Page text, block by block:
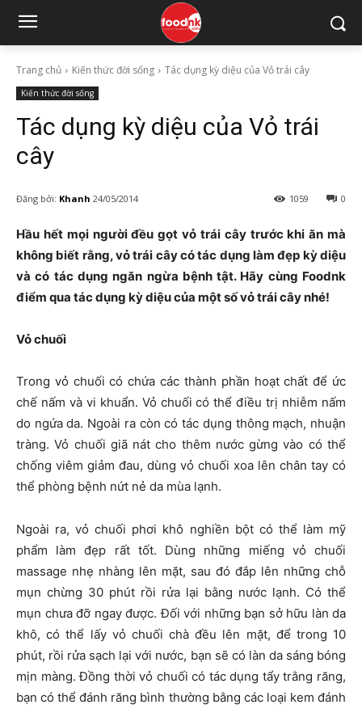
Trang chủ Kiến thức đời sống Tác dụng kỳ diệu của Vỏ trái cây
Kiến thức đời sống
Tác dụng kỳ diệu của Vỏ trái
cây
Đăng bởi: Khanh 24/05/2014 0
1059
Hầu hết mọi người đều gọt vỏ trái cây trước khi ăn mà
không biết rằng, vỏ trái cây có tác dụng làm đẹp kỳ diệu
và có tác dụng ngăn ngừa bệnh tật. Hãy cùng Foodnk
điểm qua tác dụng kỳ diệu của một số vỏ trái cây nhé!
Vỏ chuối
Trong vỏ chuối có chứa các thành phần hoạt chất để ức
chế nấm và vi khuẩn. Vỏ chuối có thể điều trị nhiễm nấm
do ngứa da. Ngoài ra còn có tác dụng thông mạch, nhuận
tràng. Vỏ chuối giã nát cho thêm nước gừng vào có thể
chống viêm giảm đau, dùng vỏ chuối xoa lên chân tay có
thể phòng bệnh nứt nẻ da mùa lạnh.
Ngoài ra, vỏ chuối phơi khô nghiền bột có thể làm mỹ
phẩm làm đẹp rất tốt. Dùng những miếng vỏ chuối
massage nhẹ nhàng lên mặt, sau đó đắp lên những chỗ
mụn chừng 30 phút rồi rửa lại bằng nước lạnh. Có thể
mụn chưa đỡ ngay được. Đối với những bạn sở hữu làn da
khô, có thể lấy vỏ chuối chà đều lên mặt, để trong 10
phút, rồi rửa sạch lại với nước, bạn sẽ có làn da sáng bóng
mịn màng. Đồng thời vỏ chuối có tác dụng tẩy trằng răng,
bạn có thể đánh răng bình thường bằng các loại kem đánh